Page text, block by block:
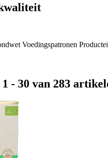
Voedingspatronen
- 30 van 283